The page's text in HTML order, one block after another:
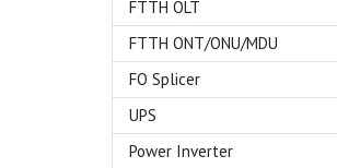
FTTH OLT
FTTH ONT/ONU/MDU
FO Splicer
UPS
Power Inverter